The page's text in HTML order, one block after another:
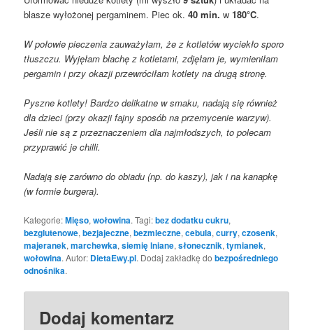
blasze wyłożonej pergaminem. Piec ok.40 min. w180°C.
W połowie pieczenia zauważyłam, że z kotletów wyciekło sporo
tłuszczu. Wyjęłam blachę z kotletami, zdjęłam je, wymieniłam
pergamin i przy okazji przewróciłam kotlety na drugą stronę.
Pyszne kotlety! Bardzo delikatne w smaku, nadają się również
dla dzieci (przy okazji fajny sposób na przemycenie warzyw).
Jeśli nie są z przeznaczeniem dla najmłodszych, to polecam
przyprawić je chilli.
Nadają się zarówno do obiadu (np. do kaszy), jak i na kanapkę
(w formie burgera).
Kategorie:Mięso,wołowina. Tagi:bez dodatku cukru,
bezglutenowe,bezjajeczne,bezmleczne,cebula,curry,czosenk,
majeranek,marchewka,siemię lniane,słonecznik,tymianek,
wołowina. Autor: DietaEwy.pl. Dodaj zakładkę dobezpośredniego
odnośnika.
Dodaj komentarz